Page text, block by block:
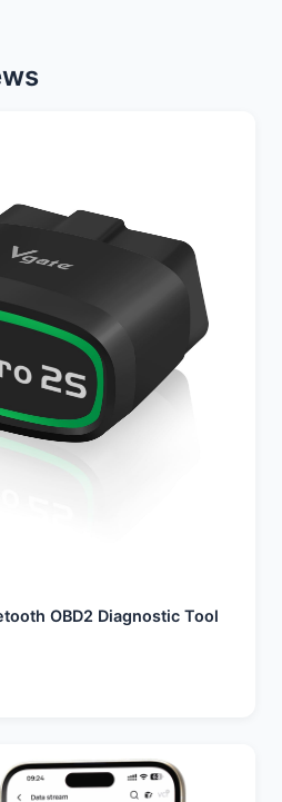
OBD2 Diagnostic Tool